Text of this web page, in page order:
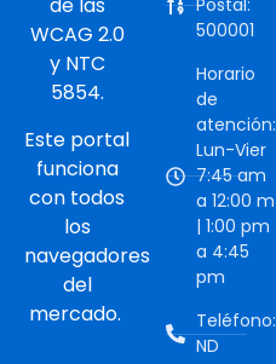
de las
WCAG 2.0
y NTC
5854.
Este portal
funciona
con todos
los
navegadores
del
mercado.
Postal:
500001
Horario
de
atención:
Lun-Vier
7:45 am
a 12:00 m
| 1:00 pm
a 4:45
pm
Teléfono:
ND